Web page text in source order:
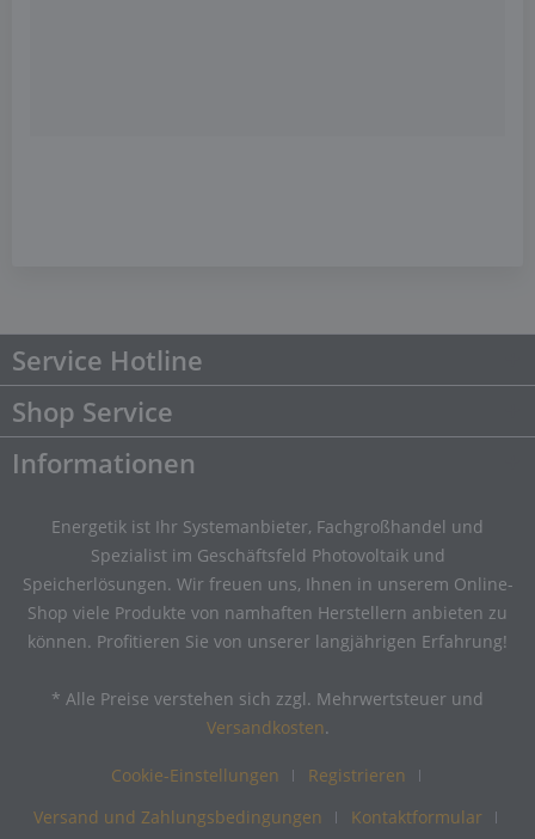
Service Hotline
Shop Service
Informationen
Energetik ist Ihr Systemanbieter, Fachgroßhandel und
Spezialist im Geschäftsfeld Photovoltaik und
Speicherlösungen. Wir freuen uns, Ihnen in unserem Online-
Shop viele Produkte von namhaften Herstellern anbieten zu
können. Profitieren Sie von unserer langjährigen Erfahrung!
* Alle Preise verstehen sich zzgl. Mehrwertsteuer und
Versandkosten.
Cookie-Einstellungen
Registrieren
Versand und Zahlungsbedingungen
Kontaktformular